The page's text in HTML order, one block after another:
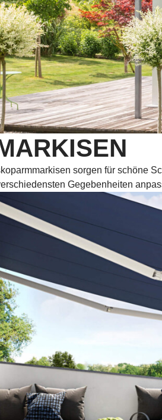
sorgen für schöne
Gegebenheiten